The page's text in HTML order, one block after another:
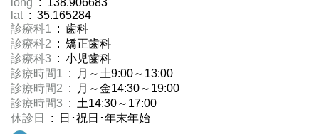
long
: 138.906683
lat : 35.165284
診療科1 : 歯科
診療科2 : 矯正歯科
診療科3 : 小児歯科
診療時間1 : 月～土9:00～13:00
診療時間2 : 月～金14:30～19:00
診療時間3 : 土14:30～17:00
休診日
: 日･祝日･年末年始